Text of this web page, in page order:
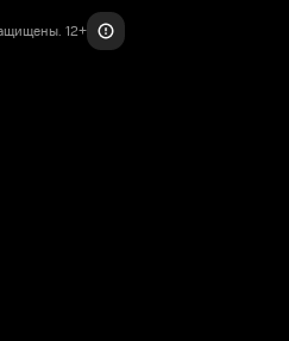
12+